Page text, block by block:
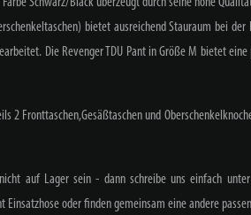
bietet ausreichend Stauraum bei
Die Revenger TDU Pant in Größe M bietet
2 Fronttaschen,Gesäßtaschen und
auf Lager sein - dann schreibe uns einfach
Einsatzhose oder finden gemeinsam eine andere